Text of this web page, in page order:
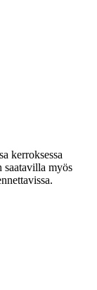
kerroksessa
saatavilla myös